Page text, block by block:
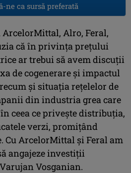
ne ca sursă preferată
Alro, Feral,
că în privinţa preţului
ar trebui să avem discuţii
de cogenerare şi impactul
şi situaţia reţelelor de
din industria grea care
ceea ce priveşte distribuţia,
verzi, promiţând
Cu ArcelorMittal şi Feral am
angajeze investiţii
Vosganian.